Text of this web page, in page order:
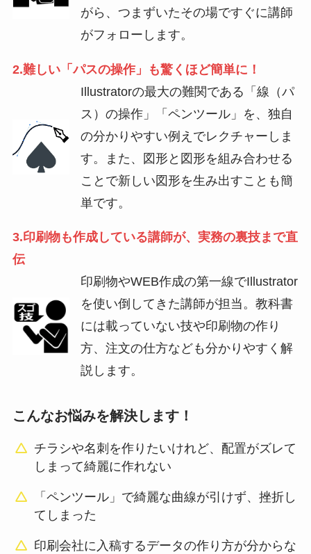
がら、つまずいたその場ですぐに講師
がフォローします。
2.難しい「パスの操作」も驚くほど簡単に！
Illustratorの最大の難関である「線（パ
ス）の操作」「ペンツール」を、独自
の分かりやすい例えでレクチャーしま
す。また、図形と図形を組み合わせる
ことで新しい図形を生み出すことも簡
単です。
3.印刷物も作成している講師が、実務の裏技まで直
伝
印刷物やWEB作成の第一線でIllustrator
を使い倒してきた講師が担当。教科書
には載っていない技や印刷物の作り
方、注文の仕方なども分かりやすく解
説します。
こんなお悩みを解決します！
チラシや名刺を作りたいけれど、配置がズレて
しまって綺麗に作れない
「ペンツール」で綺麗な曲線が引けず、挫折し
てしまった
印刷会社に入稿するデータの作り方が分からな